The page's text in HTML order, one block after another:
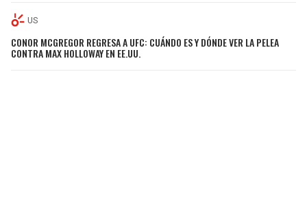
US
CONOR MCGREGOR REGRESA A UFC: CUÁNDO ES Y DÓNDE VER LA PELEA
CONTRA MAX HOLLOWAY EN EE.UU.